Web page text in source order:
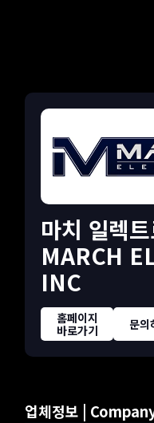
마치 일렉
MARCH
INC
홈페이지
바로가기
문의
업체정보 |